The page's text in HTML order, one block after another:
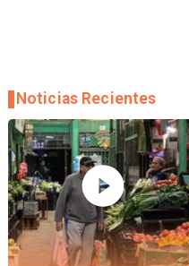
Noticias Recientes